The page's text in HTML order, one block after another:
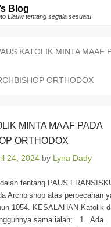
Blog
Liauw tentang segala sesuatu
KATOLIK MINTA MAAF
ORTHODOX
MINTA MAAF PADA
ORTHODOX
24, 2024 by Lyna Dady
tentang PAUS
Archbishop atas perpecahan
1054. KESALAHAN Katolik
sama ialah; 1.. Ada